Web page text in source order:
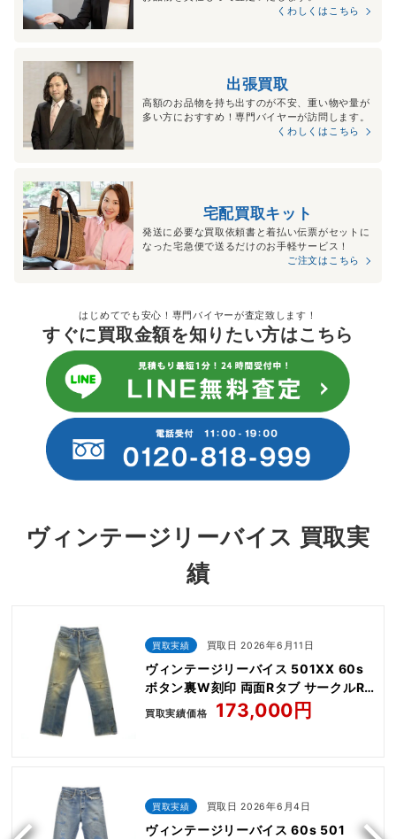
くわしくはこちら
出張買取
高額のお品物を持ち出すのが不安、重い物や量が
多い方におすすめ！専門バイヤーが訪問します。
くわしくはこちら
宅配買取キット
発送に必要な買取依頼書と着払い伝票がセットに
なった宅急便で送るだけのお手軽サービス！
ご注文はこちら
はじめてでも安心！専門バイヤーが査定致します！
すぐに買取金額を知りたい方はこちら
ヴィンテージリーバイス 買取実
績
買取実績 買取日 2026年6月11日
ヴィンテージリーバイス 501XX 60s
ボタン裏W刻印 両面Rタブ サークルR
センターオフセット デニム パンツ
買取実績価格 173,000円
買取実績 買取日 2026年6月4日
ヴィンテージリーバイス 60s 501